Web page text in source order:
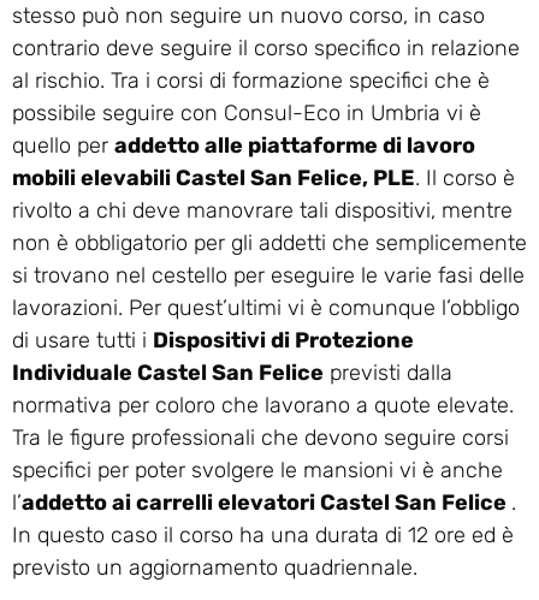
stesso può non seguire un nuovo corso, in caso
contrario deve seguire il corso specifico in relazione
al rischio. Tra i corsi di formazione specifici che è
possibile seguire con Consul-Eco in Umbria vi è
quello per addetto alle piattaforme di lavoro
mobili elevabili Castel San Felice, PLE. Il corso è
rivolto a chi deve manovrare tali dispositivi, mentre
non è obbligatorio per gli addetti che semplicemente
si trovano nel cestello per eseguire le varie fasi delle
lavorazioni. Per quest’ultimi vi è comunque l’obbligo
di usare tutti i Dispositivi di Protezione
Individuale Castel San Felice previsti dalla
normativa per coloro che lavorano a quote elevate.
Tra le figure professionali che devono seguire corsi
specifici per poter svolgere le mansioni vi è anche
l’addetto ai carrelli elevatori Castel San Felice .
In questo caso il corso ha una durata di 12 ore ed è
previsto un aggiornamento quadriennale.